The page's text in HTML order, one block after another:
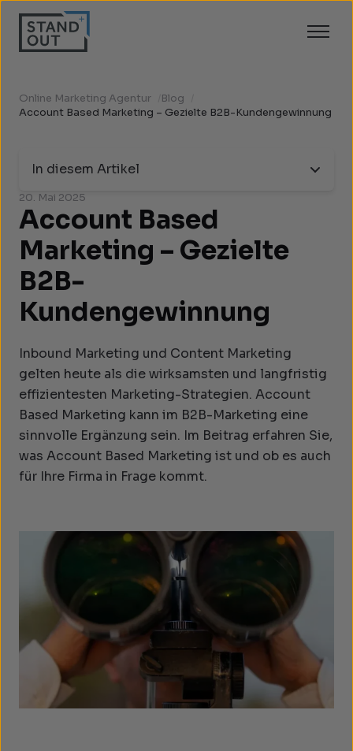
Online Marketing Agentur Blog
Account Based Marketing – Gezielte B2B-Kundengewinnung
In diesem Artikel
20. Mai 2025
Account Based
Marketing – Gezielte
B2B-
Kundengewinnung
Inbound Marketing und Content Marketing
gelten heute als die wirksamsten und langfristig
effizientesten Marketing-Strategien. Account
Based Marketing kann im B2B-Marketing eine
sinnvolle Ergänzung sein. Im Beitrag erfahren Sie,
was Account Based Marketing ist und ob es auch
für Ihre Firma in Frage kommt.